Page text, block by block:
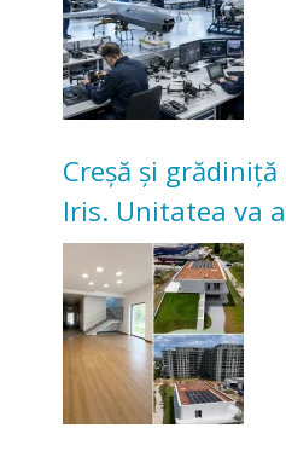
Creșă și
Iris. Unitatea va
pentru copii